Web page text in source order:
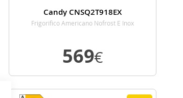
Candy CNSQ2T918EX
Frigorifico Americano Nofrost E Inox
VER DETALLE
569€